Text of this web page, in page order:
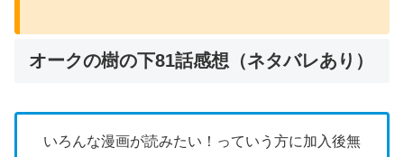
オークの樹の下81話感想（ネタバレあり）
いろんな漫画が読みたい！っていう方に加入後無